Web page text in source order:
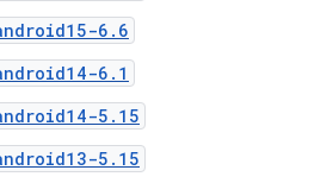
6.6
6.1
5.15
5.15